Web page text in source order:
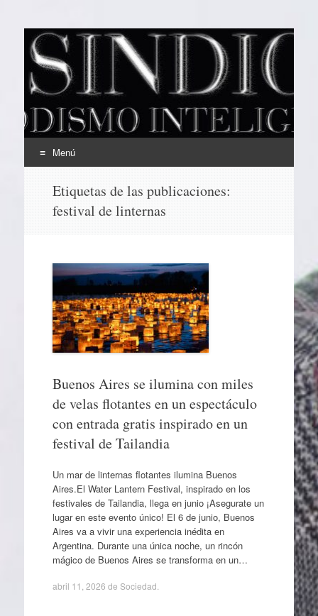
EL SINDICAL
Periodismo Inteligente
Menú
contenido
Etiquetas de las publicaciones:
festival de linternas
Buenos Aires se ilumina con miles
de velas flotantes en un espectáculo
con entrada gratis inspirado en un
festival de Tailandia
Un mar de linternas flotantes ilumina Buenos
Aires.El Water Lantern Festival, inspirado en los
festivales de Tailandia, llega en junio ¡Asegurate un
lugar en este evento único! El 6 de junio, Buenos
Aires va a vivir una experiencia inédita en
Argentina. Durante una única noche, un rincón
mágico de Buenos Aires se transforma en un…
abril 11, 2026 de Sociedad